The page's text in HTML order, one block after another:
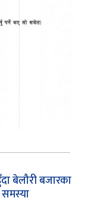
बेलौरी बजारका